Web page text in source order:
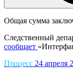
Общая сумма
Следственный
сообщает
Процесс 24 апреля